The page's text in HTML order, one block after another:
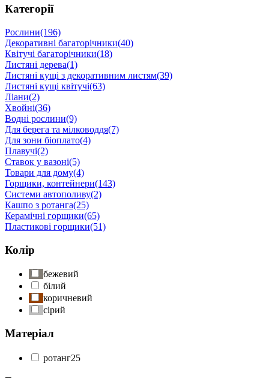
Категорії
Рослини(196)
Декоративні багаторічники(40)
Квітучі багаторічники(18)
Листяні дерева(1)
Листяні кущі з декоративним листям(39)
Листяні кущі квітучі(63)
Ліани(2)
Хвойні(36)
Водні рослини(9)
Для берега та мілководдя(7)
Для зони біоплато(4)
Плавучі(2)
Ставок у вазоні(5)
Товари для дому(4)
Горщики, контейнери(143)
Системи автополиву(2)
Кашпо з ротанга(25)
Керамічні горщики(65)
Пластикові горщики(51)
Колір
бежевий
білий
коричневий
сірий
Матеріал
ротанг25